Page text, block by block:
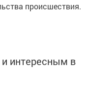
происшествия.
интересным в